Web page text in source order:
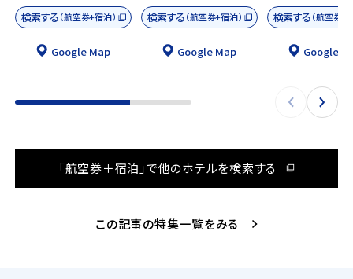
検索する（航空券+宿泊）
Google Map
検索する（航空券+宿泊）
Google Map
検索する（航空券+
Google
「航空券＋宿泊」で他のホテルを検索する
この記事の特集一覧をみる